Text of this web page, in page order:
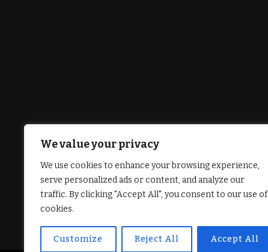
We value your privacy
We use cookies to enhance your browsing experience,
serve personalized ads or content, and analyze our
traffic. By clicking "Accept All", you consent to our use of
cookies.
Customize Reject All Accept All